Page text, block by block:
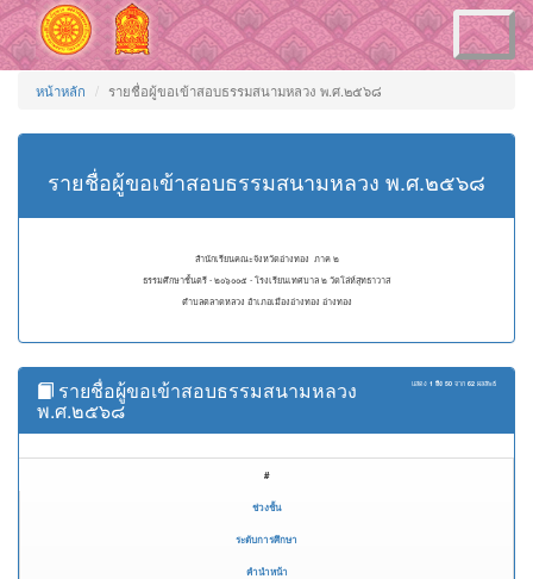
Toggle
navigation
หน้าหลัก รายชื่อผู้ขอเข้าสอบธรรมสนามหลวง พ.ศ.๒๕๖๘
รายชื่อผู้ขอเข้าสอบธรรมสนามหลวง พ.ศ.๒๕๖๘
สำนักเรียนคณะจังหวัดอ่างทอง ภาค ๒
ธรรมศึกษาชั้นตรี - ๒๐๖๐๐๕ - โรงเรียนเทศบาล ๒ วัดโล่ห์สุทธาวาส
ตำบลตลาดหลวง อำเภอเมืองอ่างทอง อ่างทอง
แสดง 1 ถึง 50 จาก 62 ผลลัพธ์
รายชื่อผู้ขอเข้าสอบธรรมสนามหลวง
พ.ศ.๒๕๖๘
#
ช่วงชั้น
ระดับการศึกษา
คำนำหน้า